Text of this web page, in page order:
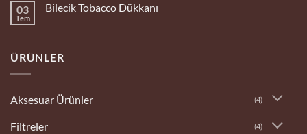
Tobacco
03
Tem
Bilecik Tobacco Dükkanı
Dükkanı
ÜRÜNLER
Aksesuar Ürünler (4)
Filtreler (4)